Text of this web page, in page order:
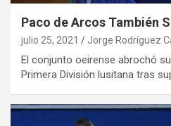
Paco de Arcos También
julio 25, 2021 Jorge Rodríguez
El conjunto oeirense abrochó
Primera División lusitana tras